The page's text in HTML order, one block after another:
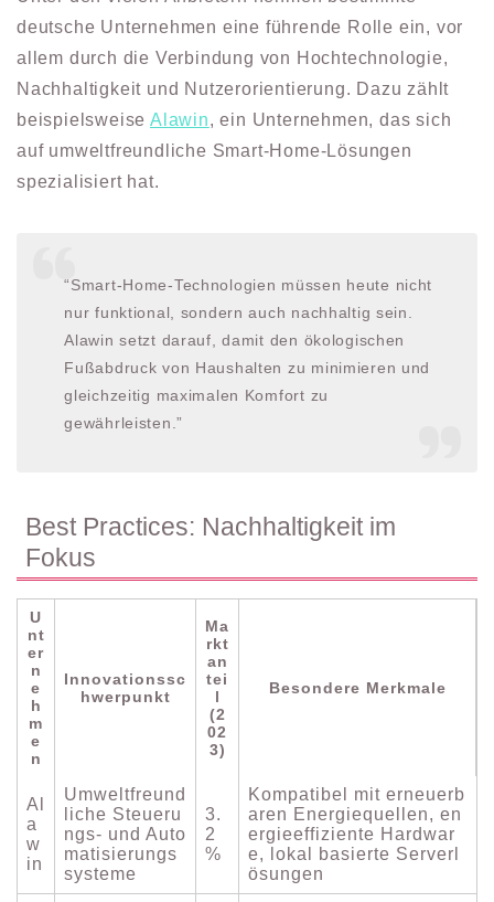
deutsche Unternehmen eine führende Rolle ein, vor
allem durch die Verbindung von Hochtechnologie,
Nachhaltigkeit und Nutzerorientierung. Dazu zählt
beispielsweiseAlawin, ein Unternehmen, das sich
auf umweltfreundliche Smart-Home-Lösungen
spezialisiert hat.
“Smart-Home-Technologien müssen heute nicht
nur funktional, sondern auch nachhaltig sein.
Alawin setzt darauf, damit den ökologischen
Fußabdruck von Haushalten zu minimieren und
gleichzeitig maximalen Komfort zu
gewährleisten.”
Best Practices: Nachhaltigkeit im
Fokus
U
nt
er
n
e
h
m
e
n
Innovationssc
hwerpunkt
Ma
rkt
an
tei
l
(2
02
3)
Besondere Merkmale
Al
a
w
in
Umweltfreund
liche Steueru
ngs- und Auto
matisierungs
systeme
3.
2
%
Kompatibel mit erneuerb
aren Energiequellen, en
ergieeffiziente Hardwar
e, lokal basierte Serverl
ösungen